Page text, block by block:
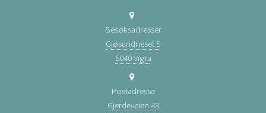
Besøksadresser
Gjøsundneset 5
6040 Vigra
Postadresse
Gjerdeveien 43